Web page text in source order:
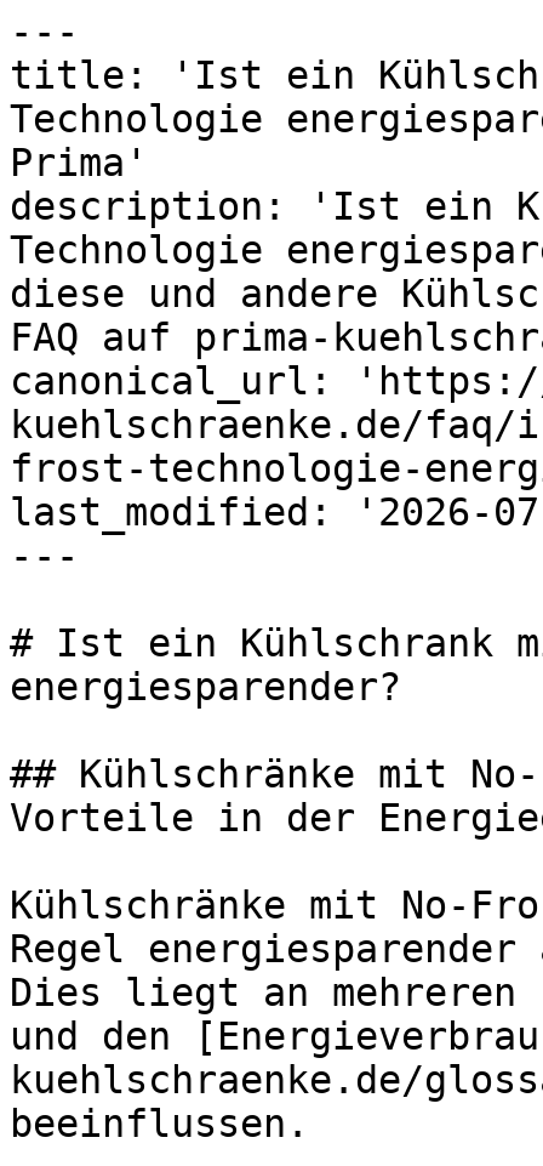
---
title: 'Ist ein
Technologie
Prima'
description: 'Ist ein
Technologie
diese und andere
FAQ auf prima-
canonical_url: 'https://
kuehlschraenke.de/
frost-technologie-
last_modified: '2026-
---
# Ist ein Kühlschrank
energiesparender?
## Kühlschränke mit
Vorteile in der
Kühlschränke mit No-
Regel
Dies liegt an
und den
kuehlschraenke.de/
beeinflussen.